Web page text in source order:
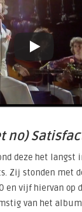
no)
deze het langst
Zij stonden met
en vijf hiervan op
van het album